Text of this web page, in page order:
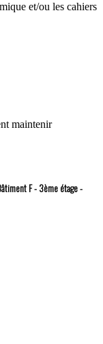
et/ou les cahiers
maintenir
F - 3ème étage -